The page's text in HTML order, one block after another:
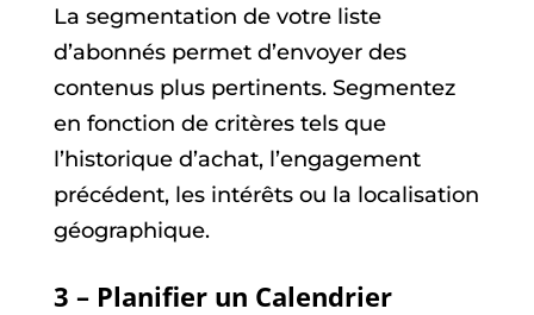
La segmentation de votre liste
d’abonnés permet d’envoyer des
contenus plus pertinents. Segmentez
en fonction de critères tels que
l’historique d’achat, l’engagement
précédent, les intérêts ou la localisation
géographique.
3 – Planifier un Calendrier